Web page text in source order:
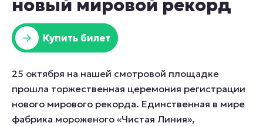
новый мировой рекорд
Купить билет
25 октября на нашей смотровой площадке
прошла торжественная церемония регистрации
нового мирового рекорда. Единственная в мире
фабрика мороженого «Чистая Линия»,